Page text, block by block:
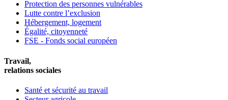
Protection des personnes vulnérables
Lutte contre l’exclusion
Hébergement, logement
Égalité, citoyenneté
FSE - Fonds social européen
Travail,
relations sociales
Santé et sécurité au travail